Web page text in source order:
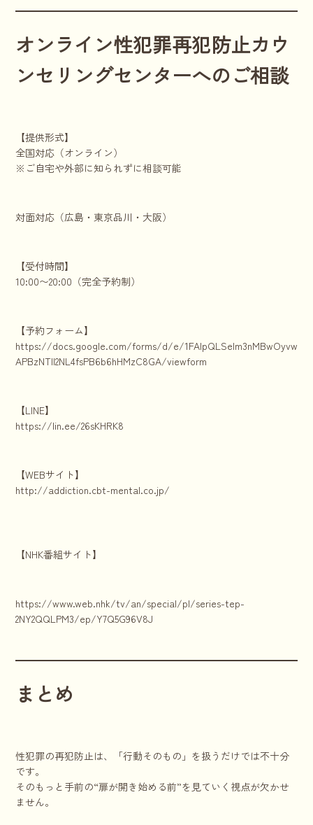
オンライン性犯罪再犯防止カウ
ンセリングセンターへのご相談
【提供形式】
全国対応（オンライン）
※ご自宅や外部に知られずに相談可能
対面対応（広島・東京品川・大阪）
【受付時間】
10:00〜20:00（完全予約制）
【予約フォーム】
https://docs.google.com/forms/d/e/
APBzNTll2NL4fsPB6b6hHMzC8GA/viewform
【LINE】
https://lin.ee/26sKHRK8
【WEBサイト】
http://addiction.cbt-mental.co.jp/
【NHK番組サイト】
https://www.web.nhk/tv/an/special/pl/series-tep-
2NY2QQLPM3/ep/Y7Q5G96V8J
まとめ
性犯罪の再犯防止は、「行動そのもの」を扱うだけでは不十分
です。
そのもっと手前の“扉が開き始める前”を見ていく視点が欠かせ
ません。